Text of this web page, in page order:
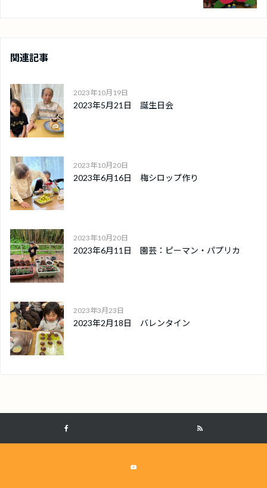
関連記事
2023年10月19日
2023年5月21日 誕生日会
2023年10月20日
2023年6月16日 梅シロップ作り
2023年10月20日
2023年6月11日 園芸：ピーマン・パプリカ
2023年3月23日
2023年2月18日 バレンタイン